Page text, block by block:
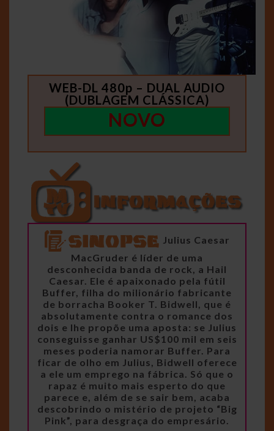
WEB-DL 480p – DUAL AUDIO
(DUBLAGEM CLÁSSICA)
NOVO
Julius Caesar
MacGruder é líder de uma
desconhecida banda de rock, a Hail
Caesar. Ele é apaixonado pela fútil
Buffer, filha do milionário fabricante
de borracha Booker T. Bidwell, que é
absolutamente contra o romance dos
dois e lhe propõe uma aposta: se Julius
conseguisse ganhar US$100 mil em seis
meses poderia namorar Buffer. Para
ficar de olho em Julius, Bidwell oferece
a ele um emprego na fábrica. Só que o
rapaz é muito mais esperto do que
parece e, além de se sair bem, acaba
descobrindo o mistério de projeto “Big
Pink”, para desgraça do empresário.